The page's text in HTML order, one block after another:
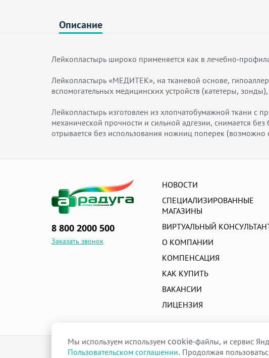
Описание
Лейкопластырь широко применяется как в лечебно-
Лейкопластырь «МЕДИТЕК», на тканевой основе,
вспомогательных медицинских устройств (катетеры,
Лейкопластырь изготовлен из хлопчатобумажной ткани с
механической прочности и сильной адгезии, снимается
отрывается без использования ножниц поперек (возможно
8 800 2000 500
Заказать звонок
НОВОСТИ
СПЕЦИАЛИЗИРОВАННЫЕ
МАГАЗИНЫ
ВИРТУАЛЬНЫЙ
О КОМПАНИИ
КОМПЕНСАЦИЯ
КАК КУПИТЬ
ВАКАНСИИ
ЛИЦЕНЗИЯ
raduga-ural.ru ©
Группа компаний Радуга
Мы используем используем cookie-файлы, и сервис
Пользовательском соглашении. Продолжая